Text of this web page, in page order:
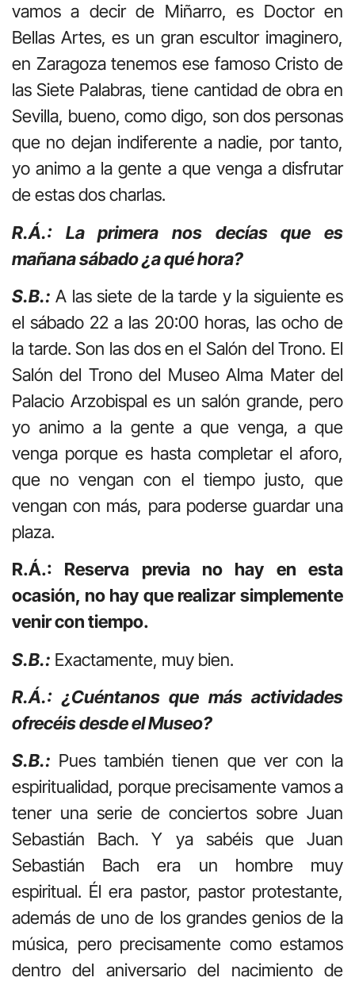
vamos a decir de Miñarro, es Doctor en
Bellas Artes, es un gran escultor imaginero,
en Zaragoza tenemos ese famoso Cristo de
las Siete Palabras, tiene cantidad de obra en
Sevilla, bueno, como digo, son dos personas
que no dejan indiferente a nadie, por tanto,
yo animo a la gente a que venga a disfrutar
de estas dos charlas.
R.Á.: La primera nos decías que es
mañana sábado ¿a qué hora?
S.B.: A las siete de la tarde y la siguiente es
el sábado 22 a las 20:00 horas, las ocho de
la tarde. Son las dos en el Salón del Trono. El
Salón del Trono del Museo Alma Mater del
Palacio Arzobispal es un salón grande, pero
yo animo a la gente a que venga, a que
venga porque es hasta completar el aforo,
que no vengan con el tiempo justo, que
vengan con más, para poderse guardar una
plaza.
R.Á.: Reserva previa no hay en esta
ocasión, no hay que realizar simplemente
venir con tiempo.
S.B.: Exactamente, muy bien.
R.Á.: ¿Cuéntanos que más actividades
ofrecéis desde el Museo?
S.B.: Pues también tienen que ver con la
espiritualidad, porque precisamente vamos a
tener una serie de conciertos sobre Juan
Sebastián Bach. Y ya sabéis que Juan
Sebastián Bach era un hombre muy
espiritual. Él era pastor, pastor protestante,
además de uno de los grandes genios de la
música, pero precisamente como estamos
dentro del aniversario del nacimiento de